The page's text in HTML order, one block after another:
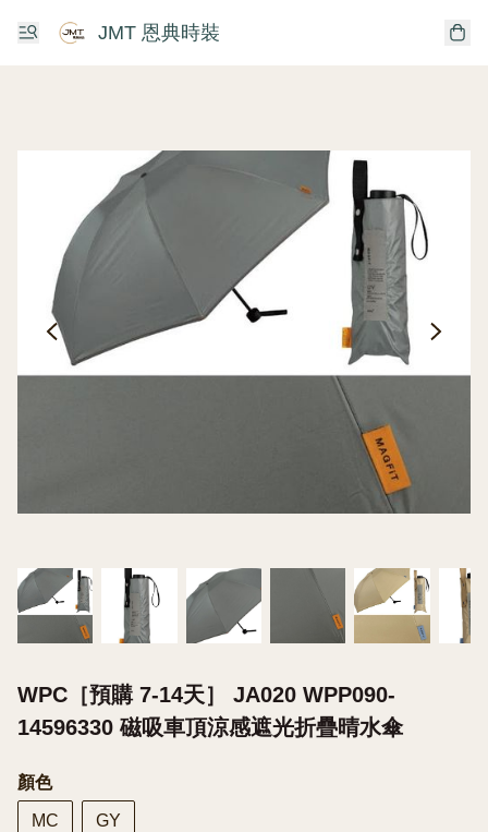
JMT 恩典時裝
WPC［預購 7-14天］ JA020 WPP090-
14596330 磁吸車頂涼感遮光折疊晴水傘
顏色
MC GY